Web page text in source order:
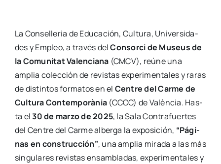
La Con­se­lle­ria de Edu­ca­ción, Cul­tu­ra, Uni­ver­si­da­
des y Empleo, a tra­vés delCon­sor­ci de Museus de
la Comu­ni­tat Valen­cia­na (CMCV), reúne una
amplia colec­ción de revis­tas expe­ri­men­ta­les y raras
de dis­tin­tos for­ma­tos en el Cen­tre del Car­me de
Cul­tu­ra Con­tem­po­rà­nia (CCCC) de Valèn­cia. Has­
ta el30 de mar­zo de 2025, la Sala Con­tra­fuer­tes
del Cen­tre del Car­me alber­ga la expo­si­ción, “Pági­
nas en cons­truc­ción”, una amplia mira­da a las más
sin­gu­la­res revis­tas ensam­bla­das, expe­ri­men­ta­les y